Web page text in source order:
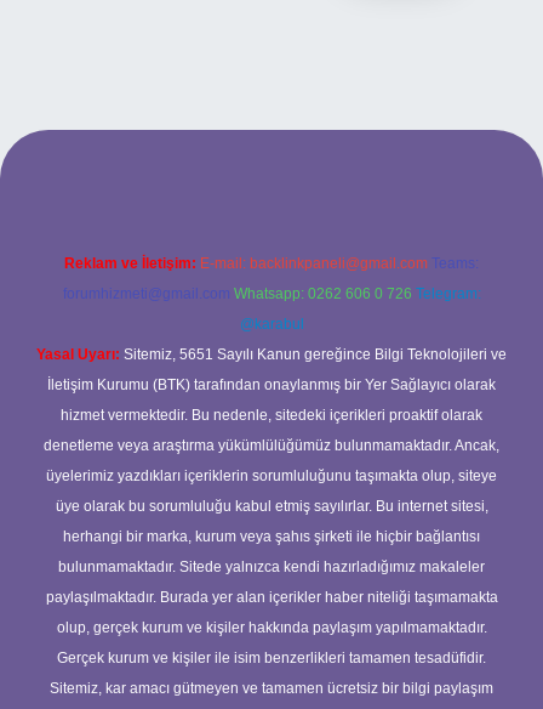
Reklam ve İletişim: E-mail: backlinkpaneli@gmail.com Teams:
forumhizmeti@gmail.com Whatsapp: 0262 606 0 726 Telegram:
@karabul
Yasal Uyarı: Sitemiz, 5651 Sayılı Kanun gereğince Bilgi Teknolojileri ve
İletişim Kurumu (BTK) tarafından onaylanmış bir Yer Sağlayıcı olarak
hizmet vermektedir. Bu nedenle, sitedeki içerikleri proaktif olarak
denetleme veya araştırma yükümlülüğümüz bulunmamaktadır. Ancak,
üyelerimiz yazdıkları içeriklerin sorumluluğunu taşımakta olup, siteye
üye olarak bu sorumluluğu kabul etmiş sayılırlar. Bu internet sitesi,
herhangi bir marka, kurum veya şahıs şirketi ile hiçbir bağlantısı
bulunmamaktadır. Sitede yalnızca kendi hazırladığımız makaleler
paylaşılmaktadır. Burada yer alan içerikler haber niteliği taşımamakta
olup, gerçek kurum ve kişiler hakkında paylaşım yapılmamaktadır.
Gerçek kurum ve kişiler ile isim benzerlikleri tamamen tesadüfidir.
Sitemiz, kar amacı gütmeyen ve tamamen ücretsiz bir bilgi paylaşım